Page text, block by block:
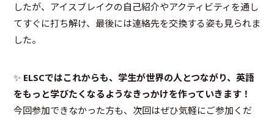
したが、アイスブレイクの自己紹介やアクティビティを通し
てすぐに打ち解け、最後には連絡先を交換する姿も見られま
した。
✨ ELSCではこれからも、学生が世界の人とつながり、英語
をもっと学びたくなるようなきっかけを作っていきます！
今回参加できなかった方も、次回はぜひ気軽にご参加くだ